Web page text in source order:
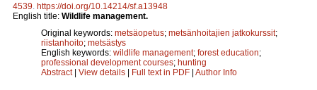
4539 https://doi.org/10.14214/sf.a13948
English title: Wildlife management.
Original keywords: metsäopetus; metsänhoitajien jatkokurssit;
riistanhoito; metsästys
English keywords: wildlife management; forest education;
professional development courses; hunting
Abstract| View details | Full text in PDF | Author Info